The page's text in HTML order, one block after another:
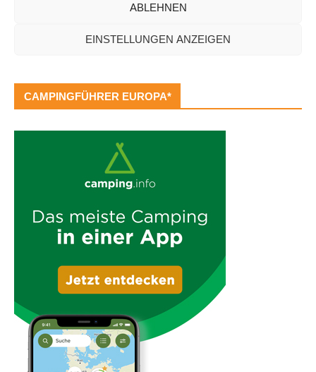
ABLEHNEN
EINSTELLUNGEN ANZEIGEN
Buchung kommt, erhalten wir eine kleine Provision.
CAMPINGFÜHRER EUROPA*